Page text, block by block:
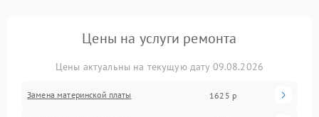
Цены на услуги ремонта
Цены актуальны на текущую дату 09.08.2026
Замена материнской платы 1625 р